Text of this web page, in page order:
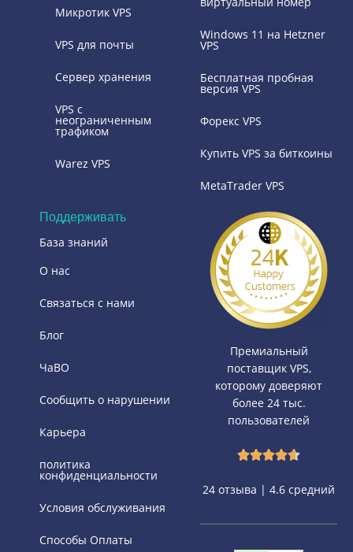
Микротик VPS
VPS для почты
Сервер хранения
VPS с
неограниченным
трафиком
Warez VPS
Windows 11 на Hetzner
VPS
Бесплатная пробная
версия VPS
Форекс VPS
Купить VPS за биткоины
MetaTrader VPS
Поддерживать
База знаний
О нас
Связаться с нами
Блог
ЧаВО
Сообщить о нарушении
Карьера
политика
конфиденциальности
Условия обслуживания
Способы Оплаты
Премиальный
поставщик VPS,
которому доверяют
более 24 тыс.
пользователей
24 отзыва | 4.6 средний